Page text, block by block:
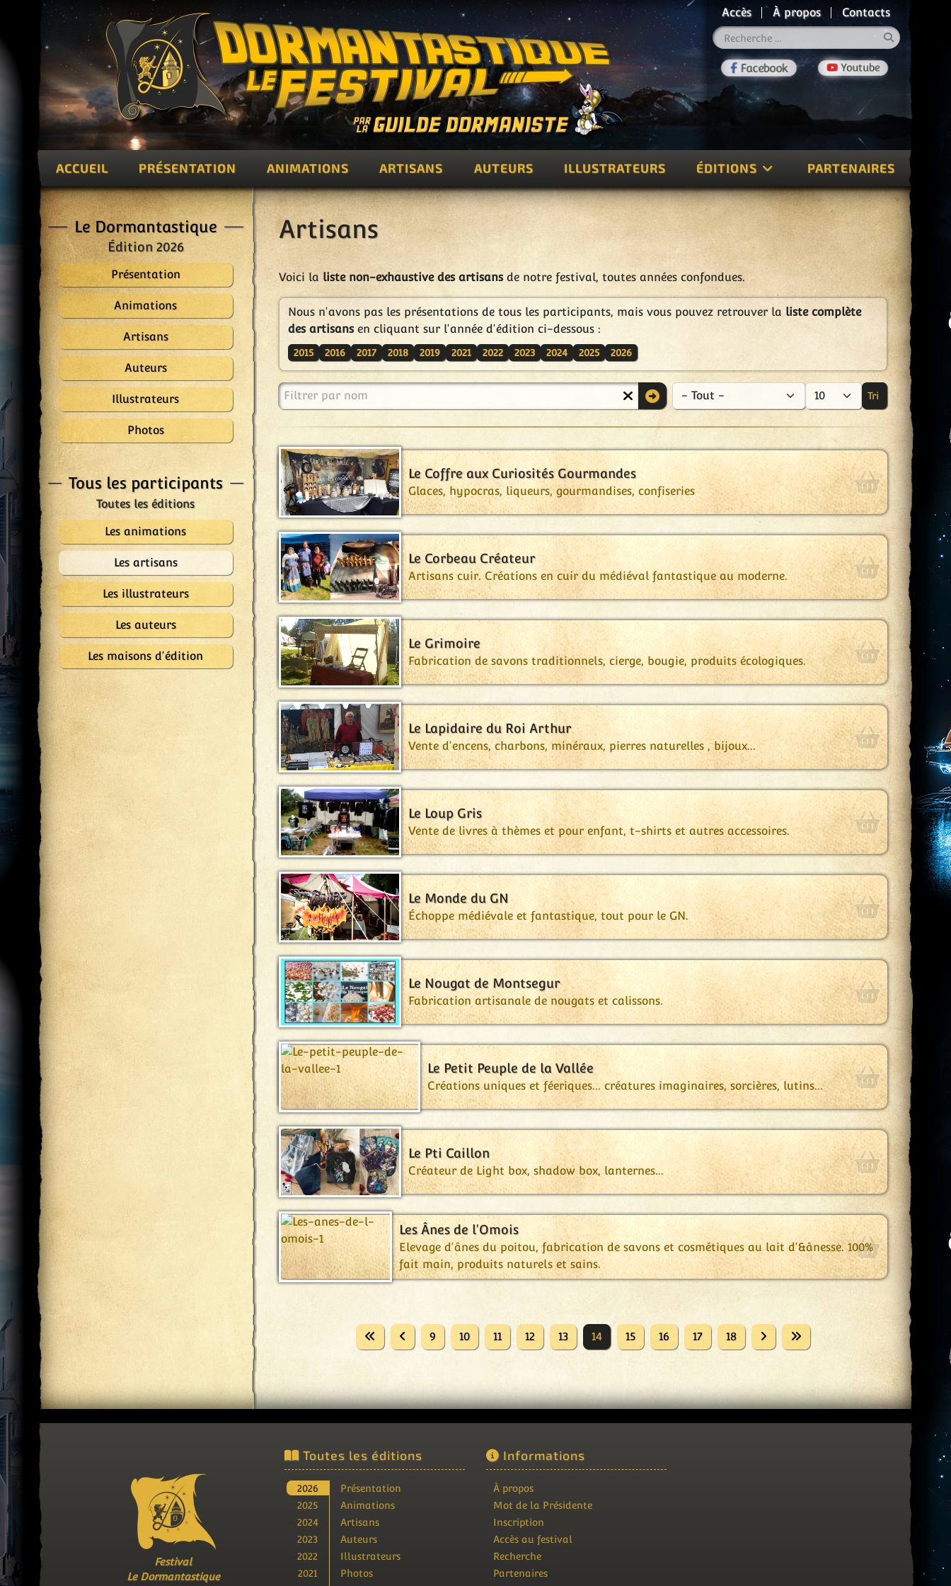
Accès À propos
Contacts
ACCUEIL PRÉSENTATION ANIMATIONS ARTISANS AUTEURS ILLUSTRATEURS ÉDITIONS PARTENAIRES
Le Dormantastique
Édition 2026
Présentation
Animations
Artisans
Auteurs
Illustrateurs
Photos
Tous les participants
Les animations
Les artisans
Les illustrateurs
Les auteurs
Les maisons d'édition
Artisans
Voici la liste non-exhaustive des artisansde notre festival, toutes années confondues.
Nous n'avons pas les présentations de tous les participants, mais vous pouvez retrouver la liste complète
des artisansen cliquant sur l'année d'édition ci-dessous :
2015 2016 2017 2018 2019 2021 2022 2023 2024 2025 2026
Filtrer par nom
-
Afficher #
Tri
Le Coffre aux Curiosités Gourmandes
Glaces, hypocras, liqueurs, gourmandises, confiseries
Le Corbeau Créateur
Artisans cuir. Créations en cuir du médiéval fantastique au moderne.
Le Grimoire
Fabrication de savons traditionnels, cierge, bougie, produits écologiques.
Le Lapidaire du Roi Arthur
Vente d'encens, charbons, minéraux, pierres naturelles , bijoux...
Le Loup Gris
Vente de livres à thèmes et pour enfant, t-shirts et autres accessoires.
Le Monde du GN
Échoppe médiévale et fantastique, tout pour le GN.
Le Nougat de Montsegur
Fabrication artisanale de nougats et calissons.
Le Petit Peuple de la Vallée
Créations uniques et féeriques... créatures imaginaires, sorcières, lutins...
Le Pti Caillon
Créateur de Light box, shadow box, lanternes...
Les Ânes de l'Omois
Elevage d'ânes du poitou, fabrication de savons et cosmétiques au lait d'&ânesse. 100%
fait main, produits naturels et sains.
9 10 11 12 13 14 15 16 17 18
Festival
Le Dormantastique
Toutes les éditions
2026
2025
2024
2023
2022
2021
Présentation
Animations
Artisans
Auteurs
Illustrateurs
Photos
Informations
À propos
Mot de la Présidente
Inscription
Accès au festival
Recherche
Partenaires